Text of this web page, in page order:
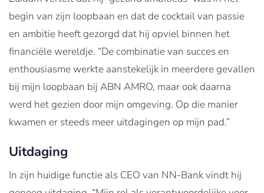
begin van zijn loopbaan en dat de cocktail van passie
en ambitie heeft gezorgd dat hij opviel binnen het
financiële wereldje. “De combinatie van succes en
enthousiasme werkte aanstekelijk in meerdere gevallen
bij mijn loopbaan bij ABN AMRO, maar ook daarna
werd het gezien door mijn omgeving. Op die manier
kwamen er steeds meer uitdagingen op mijn pad.”
Uitdaging
In zijn huidige functie als CEO van NN-Bank vindt hij